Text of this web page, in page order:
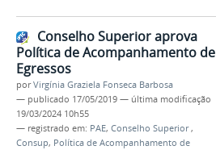
Conselho Superior aprova
Política de Acompanhamento de
Egressos
porVirgínia Graziela Fonseca Barbosa
— publicado 17/05/2019 — última modificação
19/03/2024 10h55
— registrado em: PAE, Conselho Superior,
Consup, Política de Acompanhamento de